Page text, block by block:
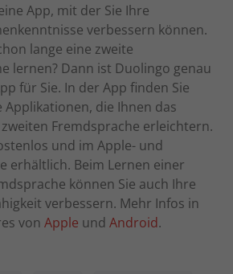
App, mit der Sie Ihre
verbessern können.
lange eine zweite
lernen? Dann ist Duolingo genau
für Sie. In der App finden Sie
Applikationen, die Ihnen das
Fremdsprache erleichtern.
und im Apple- und
erhältlich. Beim Lernen einer
können Sie auch Ihre
verbessern. Mehr Infos in
von Apple und Android.